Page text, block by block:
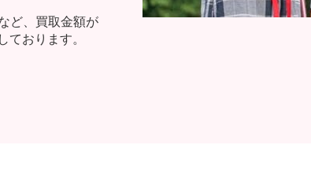
ど、買取金額が
おります。